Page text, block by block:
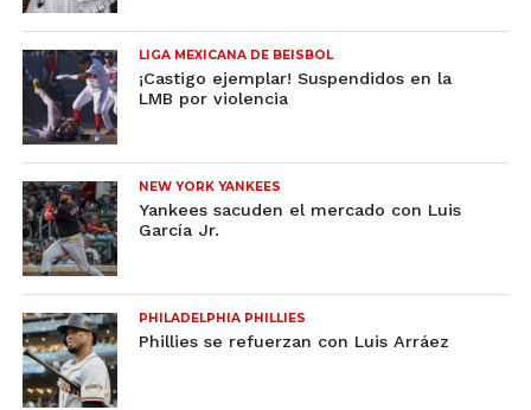
LIGA MEXICANA DE BEISBOL
¡Castigo ejemplar! Suspendidos en la
LMB por violencia
NEW YORK YANKEES
Yankees sacuden el mercado con Luis
García Jr.
PHILADELPHIA PHILLIES
Phillies se refuerzan con Luis Arráez